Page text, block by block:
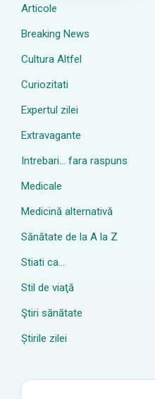
Articole
Breaking News
Cultura Altfel
Curiozitati
Expertul zilei
Extravagante
Intrebari… fara raspuns
Medicale
Medicină alternativă
Sănătate de la A la Z
Stiati ca…
Stil de viaţă
Ştiri sănătate
Știrile zilei